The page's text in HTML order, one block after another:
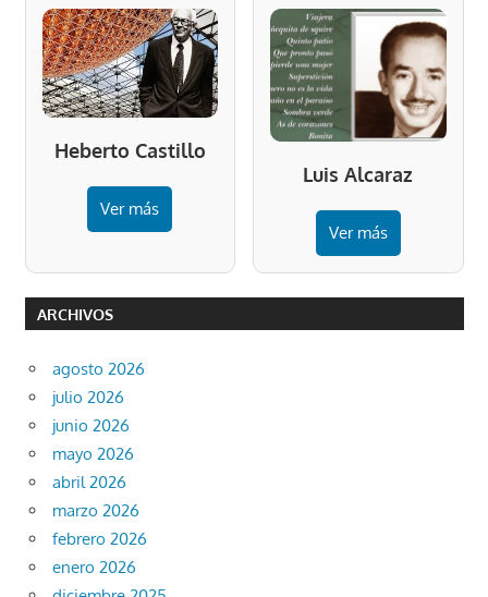
Heberto Castillo
Ver más
Luis Alcaraz
Ver más
ARCHIVOS
agosto 2026
julio 2026
junio 2026
mayo 2026
abril 2026
marzo 2026
febrero 2026
enero 2026